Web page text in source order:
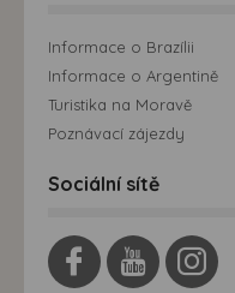
Informace o Brazílii
Informace o Argentině
Turistika na Moravě
Poznávací zájezdy
Sociální sítě